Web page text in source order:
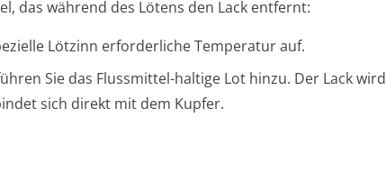
das während des Lötens den Lack entfernt:
Lötzinn erforderliche Temperatur auf.
Sie das Flussmittel-haltige Lot hinzu. Der Lack wird
sich direkt mit dem Kupfer.